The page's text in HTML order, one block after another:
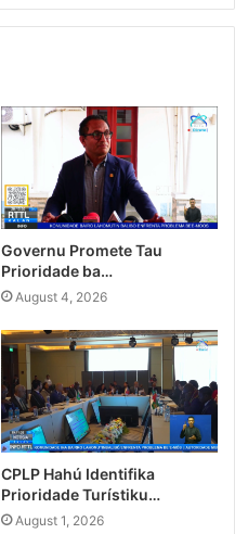
Governu Promete Tau
Prioridade ba…
August 4, 2026
CPLP Hahú Identifika
Prioridade Turístiku…
August 1, 2026